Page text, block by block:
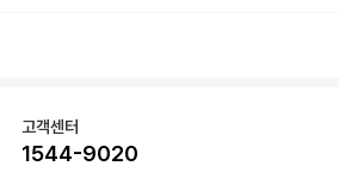
고객센터
1544-9020